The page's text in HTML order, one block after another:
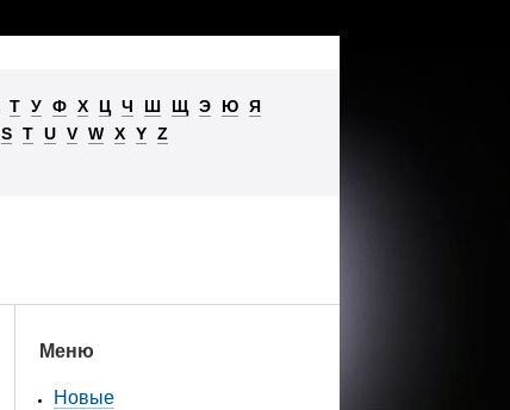
Т У Ф Х Ц Ч Ш Щ Э Ю Я
S T U V W X Y Z
Меню
Новые